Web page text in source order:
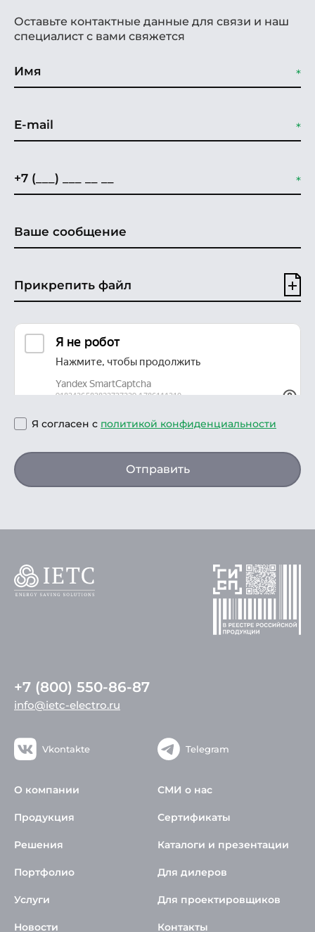
Оставьте контактные данные для связи и наш
специалист с вами свяжется
Прикрепить файл
Я согласен с политикой конфиденциальности
Отправить
+7 (800) 550-86-87
info@ietc-electro.ru
Vkontakte Telegram
О компании
Продукция
Решения
Портфолио
Услуги
Новости
СМИ о нас
Сертификаты
Каталоги и презентации
Для дилеров
Для проектировщиков
Контакты